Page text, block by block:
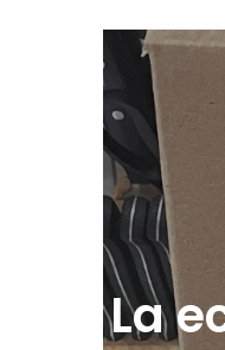
La